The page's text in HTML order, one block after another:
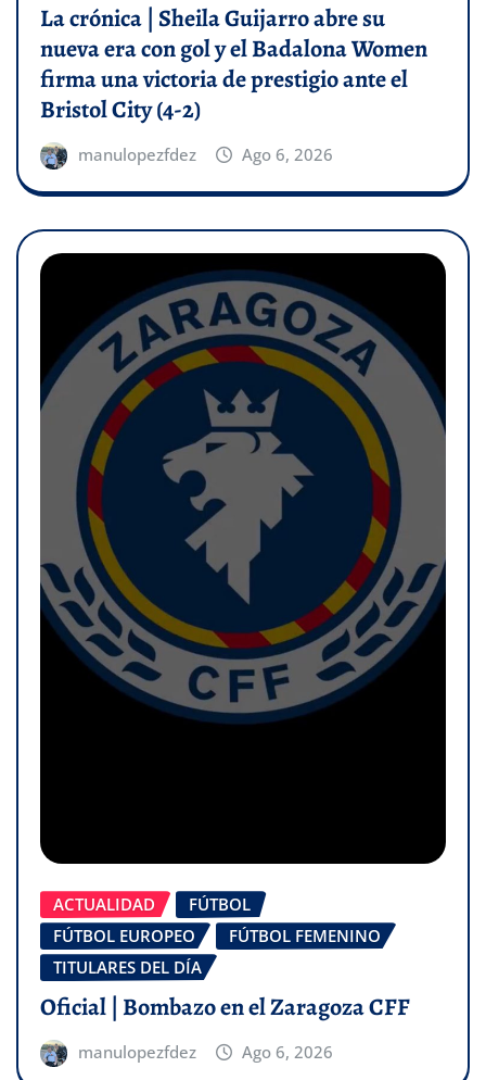
La crónica | Sheila Guijarro abre su
nueva era con gol y el Badalona Women
firma una victoria de prestigio ante el
Bristol City (4-2)
manulopezfdez Ago 6, 2026
ACTUALIDAD
FÚTBOL
FÚTBOL EUROPEO
FÚTBOL FEMENINO
TITULARES DEL DÍA
Oficial | Bombazo en el Zaragoza CFF
manulopezfdez Ago 6, 2026